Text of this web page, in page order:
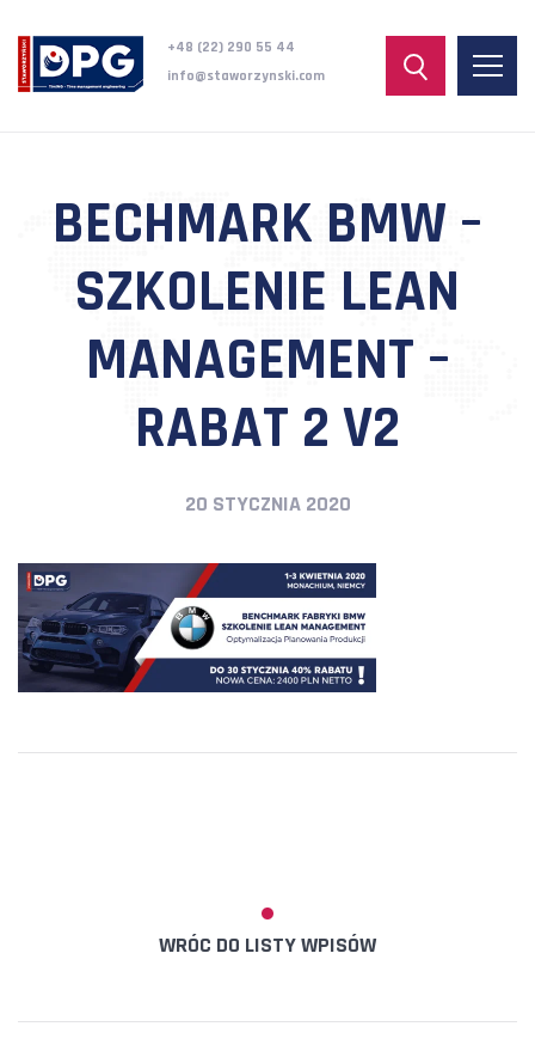
+48 (22) 290 55 44
info@staworzynski.com
BECHMARK BMW –
SZKOLENIE LEAN
MANAGEMENT –
RABAT 2 V2
20 STYCZNIA 2020
WRÓC DO LISTY WPISÓW